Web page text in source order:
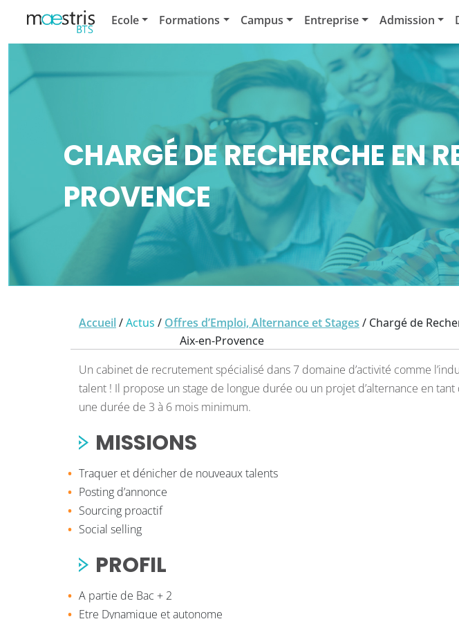
Ecole Formations Campus Entreprise Admission
CHARGÉ DE RECHERCHE
PROVENCE
Accueil/Actus / Offres d’Emploi, Alternance et Stages / Chargé de
Aix-en-Provence
Un cabinet de recrutement spécialisé dans 7 domaine d’activité comme
talent ! Il propose un stage de longue durée ou un projet d’alternance en
une durée de 3 à 6 mois minimum.
MISSIONS
Traquer et dénicher de nouveaux talents
Posting d’annonce
Sourcing proactif
Social selling
PROFIL
A partie de Bac + 2
Etre Dynamique et autonome